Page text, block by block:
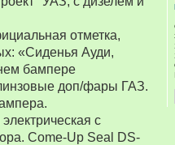
отметка,
«Сиденья Ауди,
бампере
доп/фары ГАЗ.
с
Come-Up Seal DS-